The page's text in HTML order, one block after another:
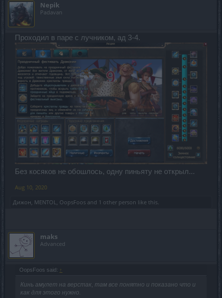
Nepik
Padavan
Проходил в паре с лучником, ад 3-4.
Без косяков не обошлось, одну пиньяту не открыл...
Aug 10, 2020
Дижон MENTOL OopsFoos and 1 other person like this.
maks
Advanced
OopsFoos said: ↑
Кинь амулет на верстак, там все понятно и показано что и
как для этого нужно.